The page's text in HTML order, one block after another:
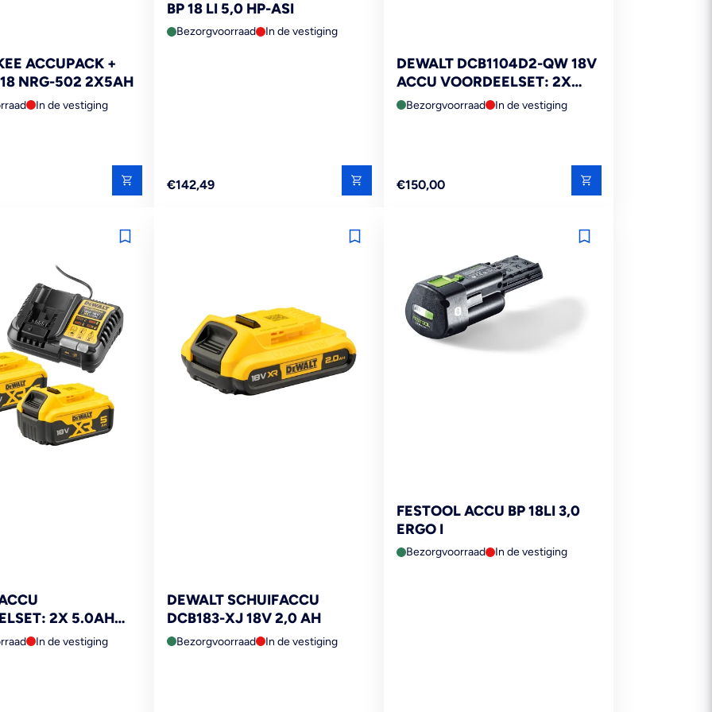
ACCUPACK +
NRG-502 2X5AH
In de vestiging
BP 18 LI 5,0 HP-ASI
Bezorgvoorraad In de vestiging
Reguliere
€142,49
DEWALT DCB1104D2-QW 18V
ACCU VOORDEELSET: 2X
2.0AH ACCU'S + XR
Bezorgvoorraad In de vestiging
Reguliere
€150,00
2X 5.0AH
XR
In de vestiging
DEWALT SCHUIFACCU
DCB183-XJ 18V 2,0 AH
Bezorgvoorraad In de vestiging
FESTOOL ACCU BP 18LI 3,0
ERGO I
Bezorgvoorraad In de vestiging